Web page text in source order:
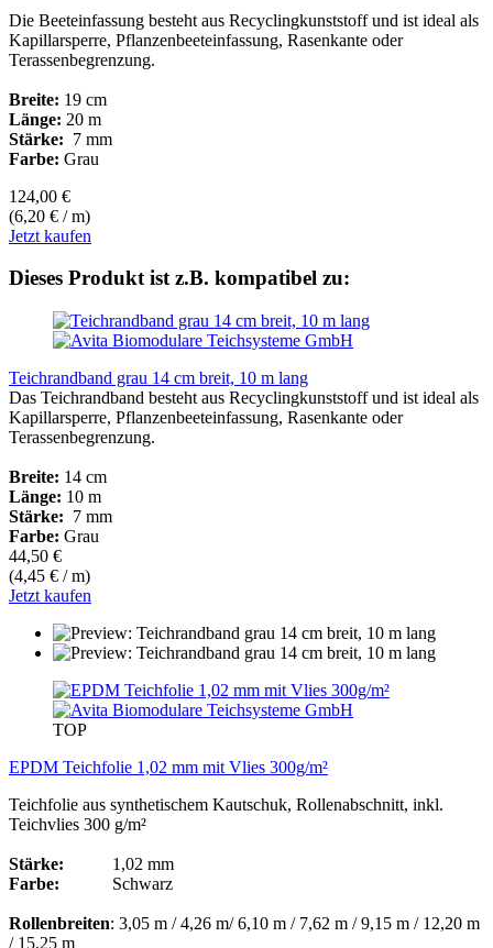
Die Beeteinfassung besteht aus Recyclingkunststoff und ist ideal als
Kapillarsperre, Pflanzenbeeteinfassung, Rasenkante oder
Terassenbegrenzung.
Breite: 19 cm
Länge: 20 m
Stärke: 7 mm
Farbe: Grau
124,00 €
(6,20 € / m)
Jetzt kaufen
Dieses Produkt ist z.B. kompatibel zu:
Teichrandband grau 14 cm breit, 10 m lang
Das Teichrandband besteht aus Recyclingkunststoff und ist ideal als
Kapillarsperre, Pflanzenbeeteinfassung, Rasenkante oder
Terassenbegrenzung.
Breite: 14 cm
Länge: 10 m
Stärke: 7 mm
Farbe: Grau
44,50 €
(4,45 € / m)
Jetzt kaufen
TOP
EPDM Teichfolie 1,02 mm mit Vlies 300g/m²
Teichfolie aus synthetischem Kautschuk, Rollenabschnitt, inkl.
Teichvlies 300 g/m²
Stärke: 1,02 mm
Farbe:
Schwarz
Rollenbreiten: 3,05 m / 4,26 m/ 6,10 m / 7,62 m / 9,15 m / 12,20 m
/ 15,25 m